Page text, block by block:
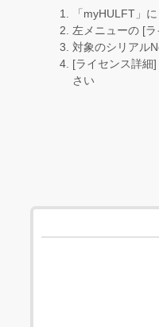
「myHULFT」
左メニューの [
対象のシリアル
[ライセンス詳細
さい